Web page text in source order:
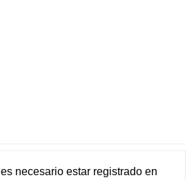
necesario estar registradoen